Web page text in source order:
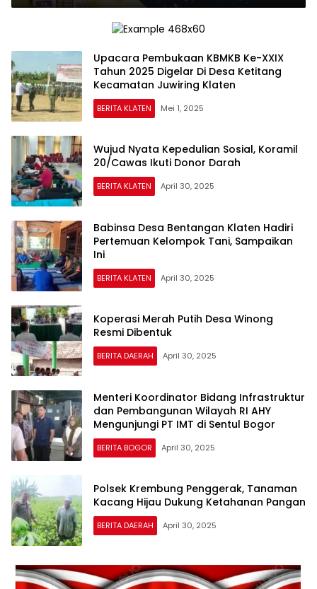
Upacara Pembukaan KBMKB Ke-XXIX
Tahun 2025 Digelar Di Desa Ketitang
Kecamatan Juwiring Klaten
BERITA KLATEN Mei 1, 2025
Wujud Nyata Kepedulian Sosial, Koramil
20/Cawas Ikuti Donor Darah
BERITA KLATEN April 30, 2025
Babinsa Desa Bentangan Klaten Hadiri
Pertemuan Kelompok Tani, Sampaikan
Ini
BERITA KLATEN April 30, 2025
Koperasi Merah Putih Desa Winong
Resmi Dibentuk
BERITA DAERAH April 30, 2025
Menteri Koordinator Bidang Infrastruktur
dan Pembangunan Wilayah RI AHY
Mengunjungi PT IMT di Sentul Bogor
BERITA BOGOR April 30, 2025
Polsek Krembung Penggerak, Tanaman
Kacang Hijau Dukung Ketahanan Pangan
BERITA DAERAH April 30, 2025